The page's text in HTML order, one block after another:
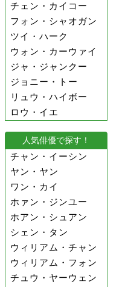
チェン・カイコー
フォン・シャオガン
ツイ・ハーク
ウォン・カーウァイ
ジャ・ジャンクー
ジョニー・トー
リュウ・ハイボー
ロウ・イエ
人気俳優で探す！
チャン・イーシン
ヤン・ヤン
ワン・カイ
ホァン・ジンユー
ホアン・シュアン
シェン・タン
ウィリアム・チャン
ウィリアム・フォン
チュウ・ヤーウェン